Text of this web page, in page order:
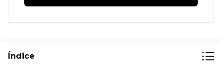
via Ecwid é que você obtém
Índice